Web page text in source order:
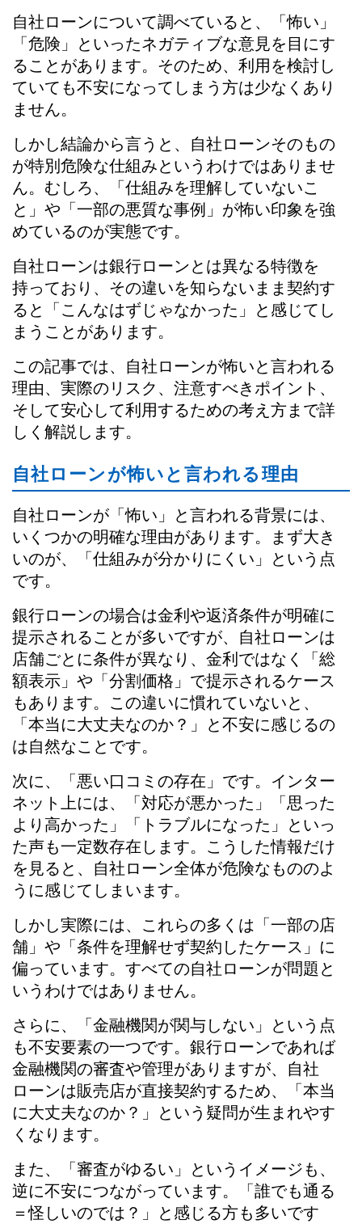
自社ローンについて調べていると、「怖い」
「危険」といったネガティブな意見を目にす
ることがあります。そのため、利用を検討し
ていても不安になってしまう方は少なくあり
ません。
しかし結論から言うと、自社ローンそのもの
が特別危険な仕組みというわけではありませ
ん。むしろ、「仕組みを理解していないこ
と」や「一部の悪質な事例」が怖い印象を強
めているのが実態です。
自社ローンは銀行ローンとは異なる特徴を
持っており、その違いを知らないまま契約す
ると「こんなはずじゃなかった」と感じてし
まうことがあります。
この記事では、自社ローンが怖いと言われる
理由、実際のリスク、注意すべきポイント、
そして安心して利用するための考え方まで詳
しく解説します。
自社ローンが怖いと言われる理由
自社ローンが「怖い」と言われる背景には、
いくつかの明確な理由があります。まず大き
いのが、「仕組みが分かりにくい」という点
です。
銀行ローンの場合は金利や返済条件が明確に
提示されることが多いですが、自社ローンは
店舗ごとに条件が異なり、金利ではなく「総
額表示」や「分割価格」で提示されるケース
もあります。この違いに慣れていないと、
「本当に大丈夫なのか？」と不安に感じるの
は自然なことです。
次に、「悪い口コミの存在」です。インター
ネット上には、「対応が悪かった」「思った
より高かった」「トラブルになった」といっ
た声も一定数存在します。こうした情報だけ
を見ると、自社ローン全体が危険なもののよ
うに感じてしまいます。
しかし実際には、これらの多くは「一部の店
舗」や「条件を理解せず契約したケース」に
偏っています。すべての自社ローンが問題と
いうわけではありません。
さらに、「金融機関が関与しない」という点
も不安要素の一つです。銀行ローンであれば
金融機関の審査や管理がありますが、自社
ローンは販売店が直接契約するため、「本当
に大丈夫なのか？」という疑問が生まれやす
くなります。
また、「審査がゆるい」というイメージも、
逆に不安につながっています。「誰でも通る
＝怪しいのでは？」と感じる方も多いです